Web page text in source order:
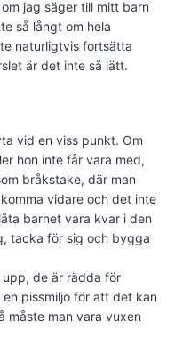
jag säger till mitt barn
så långt om hela
naturligtvis fortsätta
är det inte så lätt.
vid en viss punkt. Om
hon inte får vara med,
bråkstake, där man
vidare och det inte
barnet vara kvar i den
tacka för sig och bygga
de är rädda för
pissmiljö för att det kan
måste man vara vuxen